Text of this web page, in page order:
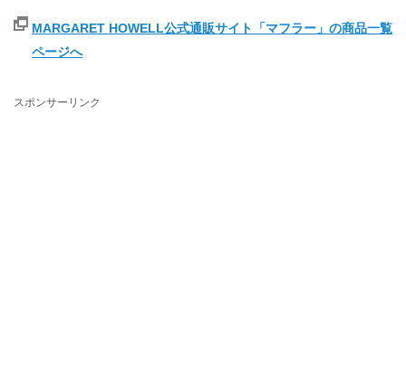
MARGARET HOWELL公式通販サイト「マフラー」の商品一覧
ページへ
スポンサーリンク